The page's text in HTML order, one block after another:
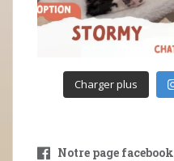
Charger plus
Notre page facebook